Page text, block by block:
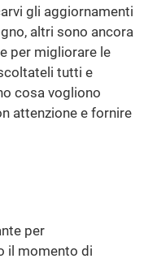
gli aggiornamenti
altri sono ancora
per migliorare le
tutti e
cosa vogliono
attenzione e fornire
per
il momento di